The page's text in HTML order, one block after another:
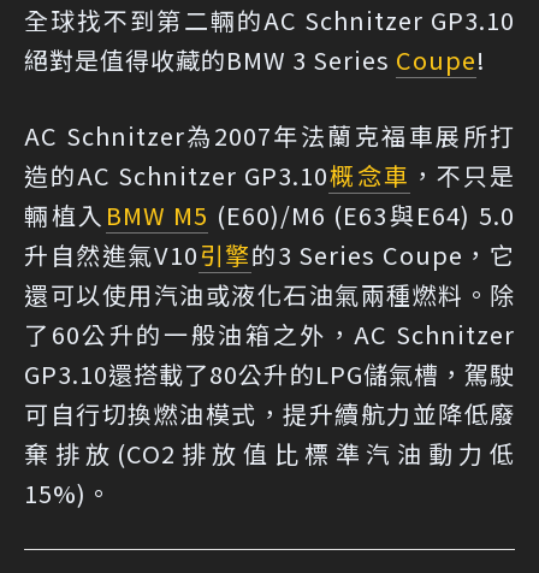
全球找不到第二輛的AC Schnitzer GP3.10
絕對是值得收藏的BMW 3 Series Coupe!
AC Schnitzer為2007年法蘭克福車展所打
造的AC Schnitzer GP3.10概念車 ，不只是
輛植入 BMW M5 (E60)/M6 (E63與E64) 5.0
升自然進氣V10引擎的3 Series Coupe，它
還可以使用汽油或液化石油氣兩種燃料。除
了60公升的一般油箱之外，AC Schnitzer
GP3.10還搭載了80公升的LPG儲氣槽，駕駛
可自行切換燃油模式，提升續航力並降低廢
棄排放(CO2排放值比標準汽油動力低
15%)。